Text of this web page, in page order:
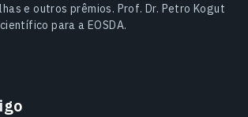
e outros prêmios. Prof. Dr. Petro Kogut
para a EOSDA.